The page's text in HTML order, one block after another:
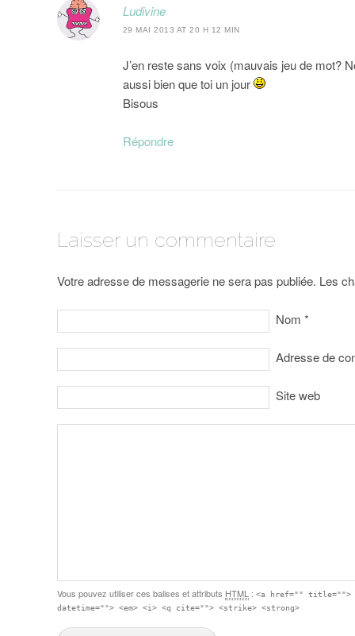
Ludivine
29 MAI 2013 AT 20 H 12 MIN
J’en reste sans voix (mauvais jeu de mot?
aussi bien que toi un jour
Bisous
Répondre
Laisser un commentaire
Votre adresse de messagerie ne sera pas publiée. Les
Nom *
Adresse de
Site web
Vous pouvez utiliser ces balises et attributs HTML :<a href="" title="">
datetime=""> <em> <i> <q cite=""> <strike> <strong>